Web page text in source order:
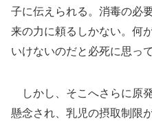
子に伝えられる。消毒の必
来の力に頼るしかない。何
いけないのだと必死に思っ
しかし、そこへさらに原
懸念され、乳児の摂取制限